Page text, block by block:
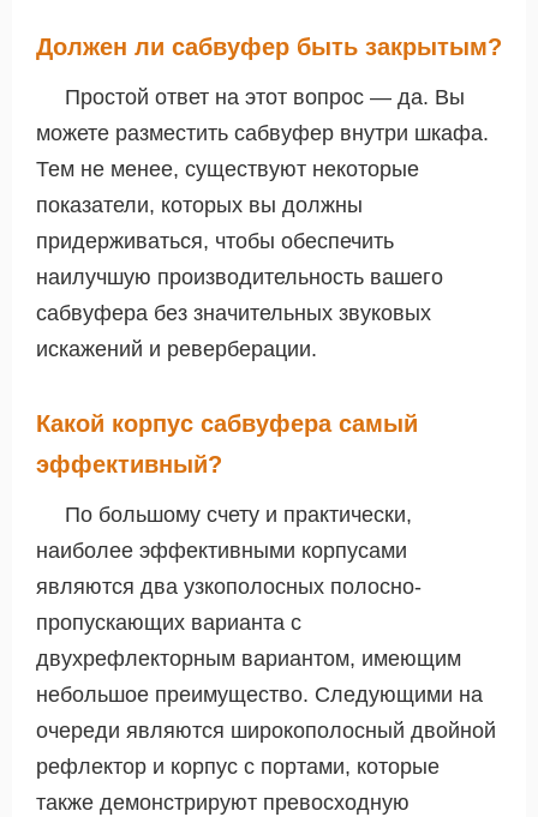
Должен ли сабвуфер быть закрытым?
Простой ответ на этот вопрос — да. Вы
можете разместить сабвуфер внутри шкафа.
Тем не менее, существуют некоторые
показатели, которых вы должны
придерживаться, чтобы обеспечить
наилучшую производительность вашего
сабвуфера без значительных звуковых
искажений и реверберации.
Какой корпус сабвуфера самый
эффективный?
По большому счету и практически,
наиболее эффективными корпусами
являются два узкополосных полосно-
пропускающих варианта с
двухрефлекторным вариантом, имеющим
небольшое преимущество. Следующими на
очереди являются широкополосный двойной
рефлектор и корпус с портами, которые
также демонстрируют превосходную